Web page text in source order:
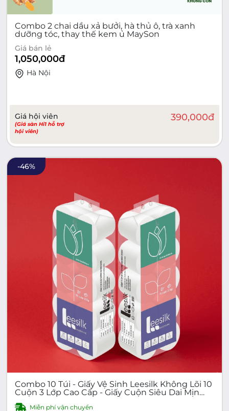
Combo 2 chai dầu xả bưởi, hà thủ ô, trà xanh
dưỡng tóc, thay thế kem ủ MaySon
Giá bán lẻ
1,050,000đ
Hà Nội
Giá hội viên
(Giá sàn Hi1 hỗ trợ
hội viên)
390,000đ
-46%
Combo 10 Túi - Giấy Vệ Sinh Leesilk Không Lõi 10
Cuộn 3 Lớp Cao Cấp - Giấy Cuộn Siêu Dai Mịn
Miễn phí vận chuyển